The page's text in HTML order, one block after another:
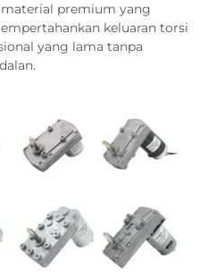
material premium yang
keluaran torsi
yang lama tanpa